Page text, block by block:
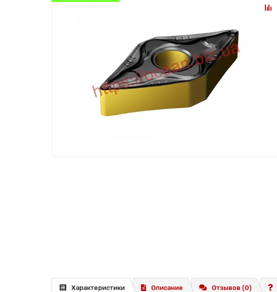
Характеристики Описание Отзывов (0)